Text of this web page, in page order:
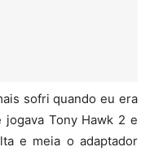
sofri quando eu era
Tony Hawk 2 e
e meia o adaptador